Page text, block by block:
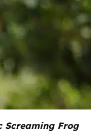
Screaming Frog